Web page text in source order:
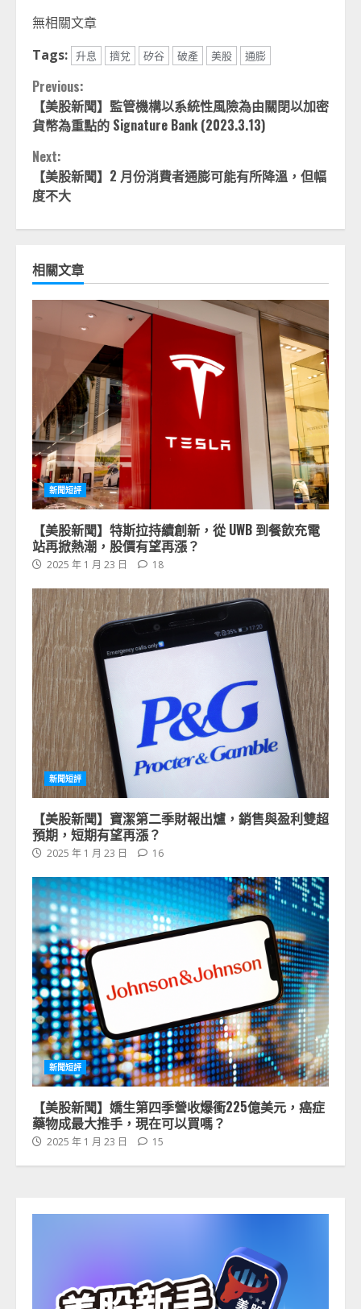
無相關文章
Tags: 升息 擠兌 矽谷 破產 美股 通膨
Continue
Reading
Previous:
【美股新聞】監管機構以系統性風險為由關閉以加密
貨幣為重點的 Signature Bank (2023.3.13)
Next:
【美股新聞】2 月份消費者通膨可能有所降溫，但幅
度不大
相關文章
新聞短評
【美股新聞】特斯拉持續創新，從 UWB 到餐飲充電
站再掀熱潮，股價有望再漲？
2025 年 1 月 23 日 18
新聞短評
【美股新聞】寶潔第二季財報出爐，銷售與盈利雙超
預期，短期有望再漲？
2025 年 1 月 23 日 16
新聞短評
【美股新聞】嬌生第四季營收爆衝225億美元，癌症
藥物成最大推手，現在可以買嗎？
2025 年 1 月 23 日 15